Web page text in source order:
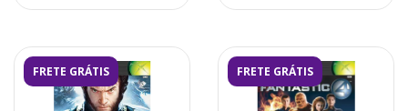
FRETE GRÁTIS FRETE GRÁTIS